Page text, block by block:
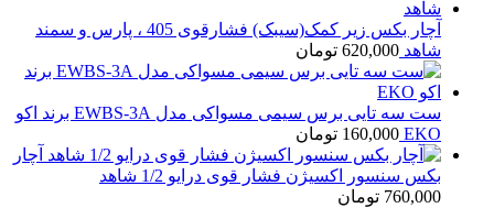
آچار بکس زیر کمک(سیبک) فشارقوی 405 ، پارس و سمند
شاهد 620,000 تومان
ست سه تایی برس سیمی مسواکی مدل EWBS-3A برند اکو
EKO
160,000 تومان
آچار
بکس سنسور اکسیژن فشار قوی درایو 1/2 شاهد
760,000 تومان